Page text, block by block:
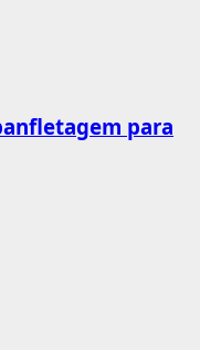
para